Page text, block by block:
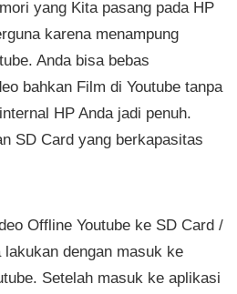
yang Kita pasang pada HP
karena menampung
Anda bisa bebas
bahkan Film di Youtube tanpa
HP Anda jadi penuh.
SD Card yang berkapasitas
Offline Youtube ke SD Card /
dengan masuk ke
Setelah masuk ke aplikasi